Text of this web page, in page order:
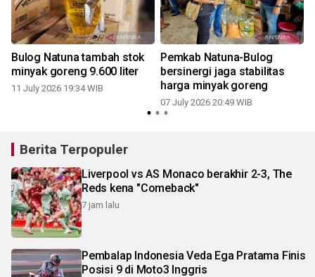
Bulog Natuna tambah stok
minyak goreng 9.600 liter
11 July 2026 19:34 WIB
Pemkab Natuna-Bulog
bersinergi jaga stabilitas
harga minyak goreng
07 July 2026 20:49 WIB
Berita Terpopuler
Liverpool vs AS Monaco berakhir 2-3, The
Reds kena "Comeback"
7 jam lalu
Pembalap Indonesia Veda Ega Pratama Finis
Posisi 9 di Moto3 Inggris